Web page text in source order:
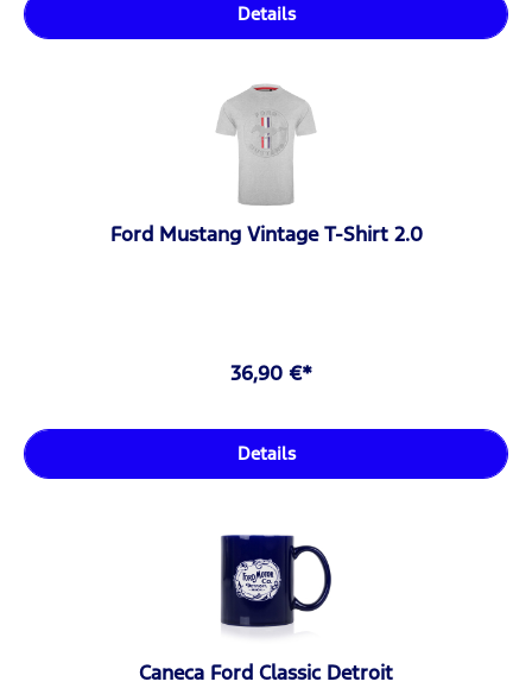
Details
Ford Mustang Vintage T-Shirt 2.0
36,90 €*
Details
Caneca Ford Classic Detroit